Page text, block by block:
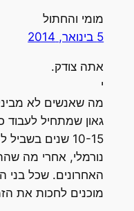
מומי והחתול
אתה צודק.
מה שאנשים לא
גאון שמתחיל לעבוד
10-15 שנים
נורמלי, אחרי מה
מוכנים לחכות את